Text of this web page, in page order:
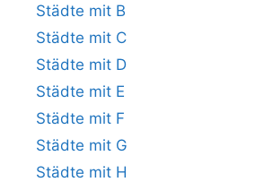
Städte mit B
Städte mit C
Städte mit D
Städte mit E
Städte mit F
Städte mit G
Städte mit H